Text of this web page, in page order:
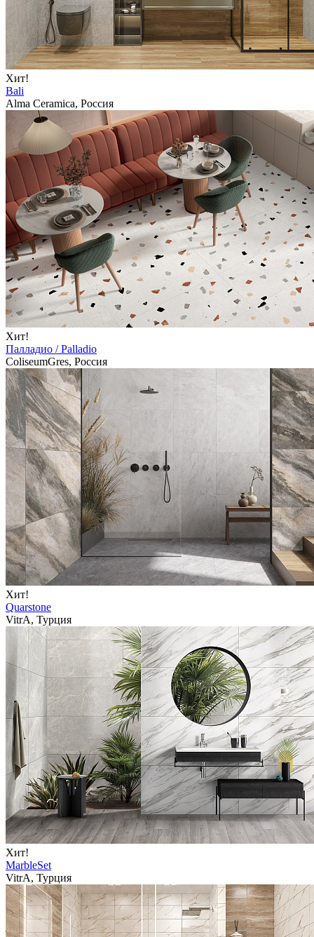
Хит!
Bali
Alma Ceramica, Россия
Хит!
Палладио / Palladio
ColiseumGres, Россия
Хит!
Quarstone
VitrA, Турция
Хит!
MarbleSet
VitrA, Турция